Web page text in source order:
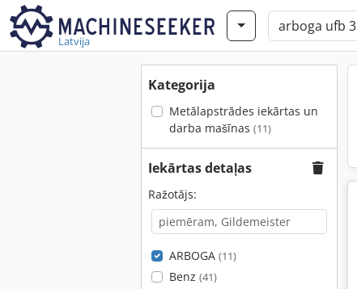
Latvija
Kategorija
Metālapstrādes iekārtas un
darba mašīnas (11)
Iekārtas detaļas
Ražotājs:
ARBOGA (11)
Benz (41)